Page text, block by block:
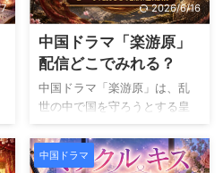
2026/6/16
中国ドラマ「楽游原」
配信どこでみれる？
中国ドラマ「楽游原」は、乱
世の中で国を守ろうとする皇
孫と、勇敢な女性将軍の娘が
織り成すロマンス時代劇で
す。 物語の主人公である李嶷
中国ドラマ